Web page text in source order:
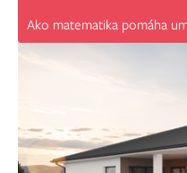
Ako matematika pomáha